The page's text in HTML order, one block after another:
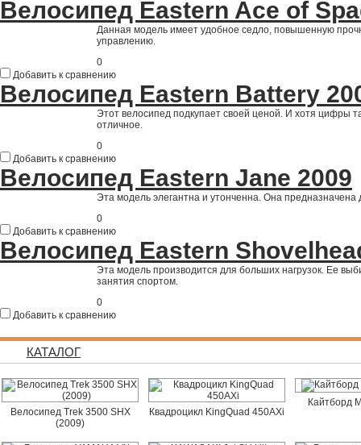
Велосипед Eastern Ace of
Данная модель имеет удобное седло, повышенную
управлению.
0
Добавить к сравнению
Велосипед Eastern Battery
Этот велосипед подкупает своей ценой. И хотя цифры
отличное.
0
Добавить к сравнению
Велосипед Eastern Jane 2009
Эта модель элегантна и утонченна. Она предназначена
0
Добавить к сравнению
Велосипед Eastern
Эта модель производится для больших нагрузок. Ее
занятия спортом.
0
Добавить к сравнению
КАТАЛОГ
Велосипед Trek 3500 SHX
(2009)
Квадроцикл KingQuad 450AXi
Кайтборд